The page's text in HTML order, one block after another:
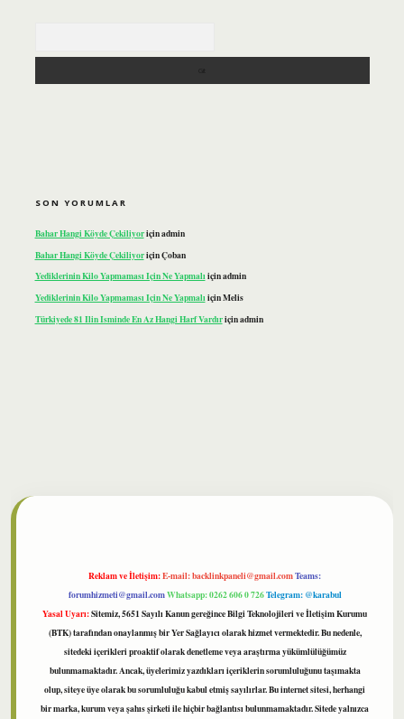
SON YORUMLAR
Bahar Hangi Köyde Çekiliyoriçinadmin
Bahar Hangi Köyde ÇekiliyoriçinÇoban
Yediklerinin Kilo Yapmaması Için Ne Yapmalıiçinadmin
Yediklerinin Kilo Yapmaması Için Ne YapmalıiçinMelis
Türkiyede 81 Ilin Isminde En Az Hangi Harf Vardıriçinadmin
Reklam ve İletişim:E-mail:backlinkpaneli@gmail.comTeams:
forumhizmeti@gmail.comWhatsapp: 0262 606 0 726Telegram: @karabul
Yasal Uyarı:Sitemiz, 5651 Sayılı Kanun gereğince Bilgi Teknolojileri ve İletişim Kurumu
(BTK) tarafından onaylanmış bir Yer Sağlayıcı olarak hizmet vermektedir. Bu nedenle,
sitedeki içerikleri proaktif olarak denetleme veya araştırma yükümlülüğümüz
bulunmamaktadır. Ancak, üyelerimiz yazdıkları içeriklerin sorumluluğunu taşımakta
olup, siteye üye olarak bu sorumluluğu kabul etmiş sayılırlar. Bu internet sitesi, herhangi
bir marka, kurum veya şahıs şirketi ile hiçbir bağlantısı bulunmamaktadır. Sitede yalnızca